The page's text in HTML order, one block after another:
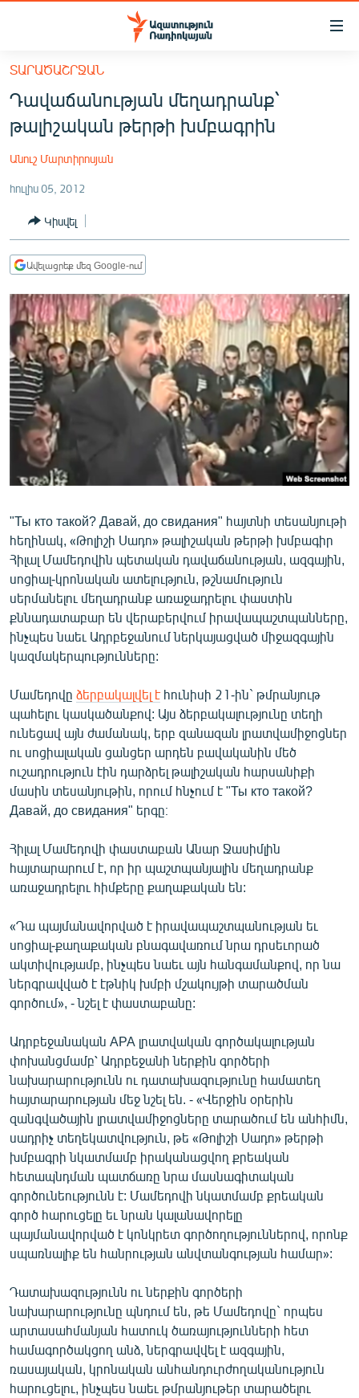
Մատչելիության
հիմնական
բովանդակությանը
հիմնական
մենյուին
ՀԱՅԱՍՏԱՆ
ՔԱՂԱՔԱԿԱՆ
ԸՆՏՐՈՒԹՅՈՒՆՆԵՐ 2026
ԻՐԱՎՈՒՆՔ
ՀԱՍԱՐԱԿՈՒԹՅՈՒՆ
ՏՆՏԵՍՈՒԹՅՈՒՆ
ՊԱՏԵՐԱԶՄԻ 6 ՇԱԲԱԹՆԵՐԸ
ՏԱՐԱԾԱՇՐՋԱՆ
ՄԻՋԱԶԳԱՅԻՆ
ՄՇԱԿՈՒՅԹ
ՍՊՈՐՏ
ՄԵԿՆԱԲԱՆՈՒԹՅՈՒՆ
ՏՏ ԵՒ ԻՆՏԵՐՆԵՏ
ԿՈՐՈՆԱՎԻՐՈՒՍ
ԱՐԽԻՎ
ՏԵՍԱՆՅՈՒԹԵՐ
ԲԱՆԱՎԵՃ
ՁԳՏԵԼՈՎ ԼԱՎԱԳՈՒՅՆԻՆ
ՓՈԴՔԱՍԹ
Հայերեն
English
Русский
ՀԵՏԵՎԵՔ ՄԵԶ
ՏԱՐԱԾԱՇՐՋԱՆ
Դավաճանության մեղադրանք՝
թալիշական թերթի խմբագրին
Անուշ Մարտիրոսյան
հուլիս 05, 2012
Կիսվել
Ավելացրեք մեզ Google-ում
"Ты кто такой? Давай, до свидания" հայտնի տեսանյութի
հեղինակ, «Թոլիշի Սադո» թալիշական թերթի խմբագիր
Հիլալ Մամեդովին պետական դավաճանության, ազգային,
սոցիալ-կրոնական ատելություն, թշնամություն
սերմանելու մեղադրանք առաջադրելու փաստին
քննադատաբար են վերաբերվում իրավապաշտպանները,
ինչպես նաեւ Ադրբեջանում ներկայացված միջազգային
կազմակերպությունները:
Մամեդովը ձերբակալվել էհունիսի 21-ին` թմրանյութ
պահելու կասկածանքով: Այս ձերբակալությունը տեղի
ունեցավ այն ժամանակ, երբ զանազան լրատվամիջոցներ
ու սոցիալական ցանցեր արդեն բավականին մեծ
ուշադրություն էին դարձրել թալիշական հարսանիքի
մասին տեսանյութին, որում հնչում է "Ты кто такой?
Давай, до свидания" երգը։
Հիլալ Մամեդովի փաստաբան Անար Ջասիմլին
հայտարարում է, որ իր պաշտպանյալին մեղադրանք
առաջադրելու հիմքերը քաղաքական են:
«Դա պայմանավորված է իրավապաշտպանության եւ
սոցիալ-քաղաքական բնագավառում նրա դրսեւորած
ակտիվությամբ, ինչպես նաեւ այն հանգամանքով, որ նա
ներգրավված է էթնիկ խմբի մշակույթի տարածման
գործում», - նշել է փաստաբանը:
Ադրբեջանական APA լրատվական գործակալության
փոխանցմամբ՝ Ադրբեջանի ներքին գործերի
նախարարությունն ու դատախազությունը համատեղ
հայտարարության մեջ նշել են. - «Վերջին օրերին
զանգվածային լրատվամիջոցները տարածում են անհիմն,
սադրիչ տեղեկատվություն, թե «Թոլիշի Սադո» թերթի
խմբագրի նկատմամբ իրականացվող քրեական
հետապնդման պատճառը նրա մասնագիտական
գործունեությունն է: Մամեդովի նկատմամբ քրեական
գործ հարուցելը եւ նրան կալանավորելը
պայմանավորված է կոնկրետ գործողություններով, որոնք
սպառնալիք են հանրության անվտանգության համար»:
Դատախազությունն ու ներքին գործերի
նախարարությունը պնդում են, թե Մամեդովը` որպես
արտասահմանյան հատուկ ծառայությունների հետ
համագործակցող անձ, ներգրավվել է ազգային,
ռասայական, կրոնական անհանդուրժողականություն
հարուցելու, ինչպես նաեւ թմրանյութեր տարածելու